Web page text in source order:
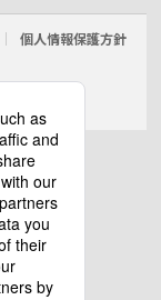
個人情報保護方針